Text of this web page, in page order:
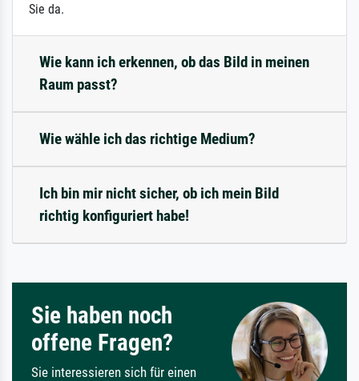
Sie da.
Wie kann ich erkennen, ob das Bild in meinen
Raum passt?
Wie wähle ich das richtige Medium?
Ich bin mir nicht sicher, ob ich mein Bild
richtig konfiguriert habe!
Sie haben noch
offene Fragen?
Sie interessieren sich für einen